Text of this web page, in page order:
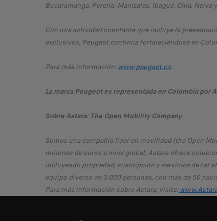
Bucaramanga, Pereira, Manizales, Ibagué, Chía, Neiva
Con una actividad constante que incluye la
exclusivos, Peugeot continúa fortaleciéndose en
Para más información: www.peugeot.co.
La marca Peugeot es representada en Colombia por
Sobre Astara: The Open Mobility Company
Somos una compañía líder en movilidad (the Open
millones de euros a nivel global, Astara ofrece
incluyendo propiedad, suscripción y servicios de car
equipo diverso de 3.000 personas, con más de 50
Para más información sobre Astara, visite: